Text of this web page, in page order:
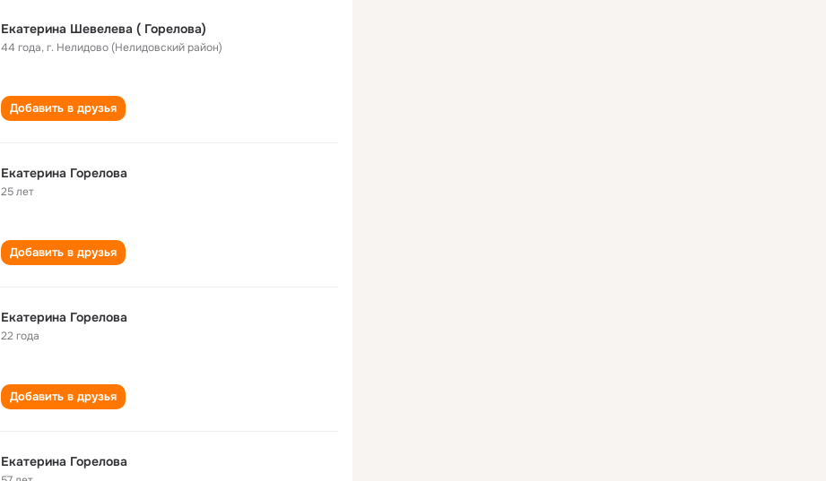
Екатерина Шевелева ( Горелова)
44 года,г. Нелидово (Нелидовский район)
Добавить в друзья
Екатерина Горелова
25 лет
Добавить в друзья
Екатерина Горелова
22 года
Добавить в друзья
Екатерина Горелова